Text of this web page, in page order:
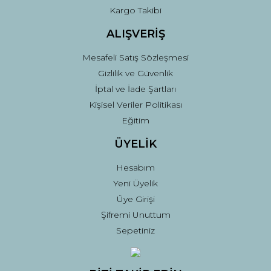
Kargo Takibi
ALIŞVERİŞ
Mesafeli Satış Sözleşmesi
Gizlilik ve Güvenlik
İptal ve İade Şartları
Kişisel Veriler Politikası
Eğitim
ÜYELİK
Hesabım
Yeni Üyelik
Üye Girişi
Şifremi Unuttum
Sepetiniz